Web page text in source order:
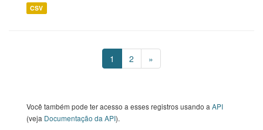
CSV
1 2 »
Você também pode ter acesso a esses registros usando a API
(veja Documentação da API).